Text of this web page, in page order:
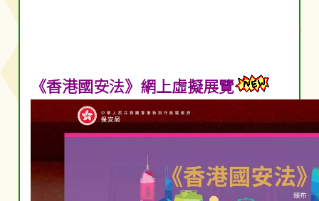
《香港國安法》網上虛擬展覽